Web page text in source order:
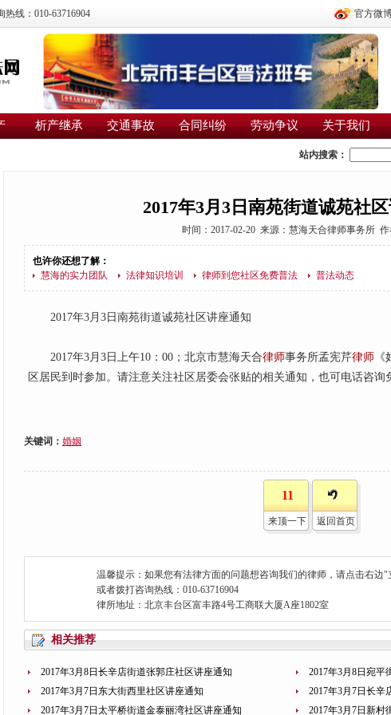
线：010-63716904 官方微
析产继承 交通事故 合同纠纷 劳动争议 关于我们
站内搜索：
2017年3月3日南苑街道诚苑社
时间：2017-02-20 来源： 慧海天合律师事务所 作
也许你还想了解：
慧海的实力团队
法律知识培训 律师到您社区免费普法 普法动态
2017年3月3日南苑街道诚苑社区讲座通知
2017年3月3日上午10：00；北京市慧海天合律师事务所孟宪芹律师
区居民到时参加。请注意关注社区居委会张贴的相关通知，也可电话咨询
关键词： 婚姻
11
来顶一下 返回首页
温馨提示：如果您有法律方面的问题想咨询我们的律师，请点击右边"
或者拨打咨询热线：010-63716904
律所地址：北京丰台区富丰路4号工商联大厦A座1802室
相关推荐
2017年3月8日长辛店街道张郭庄社区讲座通知
2017年3月8日宛平
2017年3月7日东大街西里社区讲座通知
2017年3月7日长辛
2017年3月7日太平桥街道金泰丽湾社区讲座通知
2017年3月7日新村